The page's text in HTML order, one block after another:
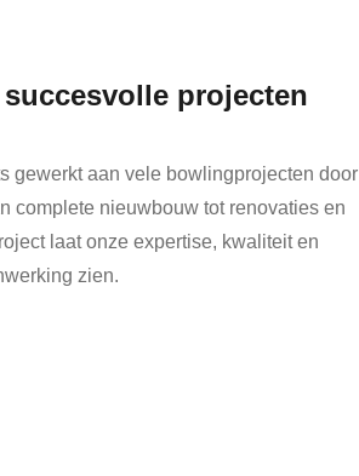
kund
succesvolle projecten
gewerkt aan vele bowlingprojecten door
complete nieuwbouw tot renovaties en
laat onze expertise, kwaliteit en
zien.